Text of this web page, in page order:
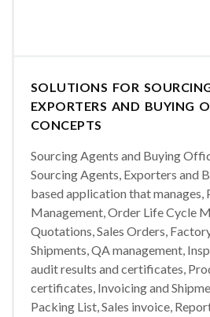
SOLUTIONS FOR
EXPORTERS AND BUYING
CONCEPTS
Sourcing Agents and Buying
Sourcing Agents, Exporters and
based application that manages,
Management, Order Life Cycle
Quotations, Sales Orders,
Shipments, QA management,
audit results and certificates,
certificates, Invoicing and
Packing List, Sales invoice,